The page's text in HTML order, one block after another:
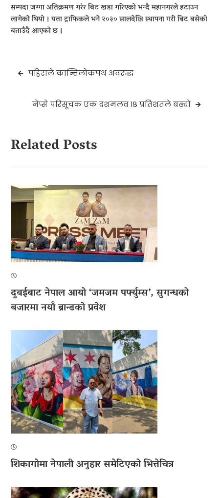
सम्पदा जग्गा अतिक्रमण गरेर बिट खडा गरिएको भन्दै महानगरले हटाउन
लागेको थियो । यता ट्राफिकले भने २०३० सालदेखि स्थापना गरी बिट बसेको
बताउँदै आएको छ ।
Postपहिराले कान्तिलोकपथ अवरुद्ध
नेप्से परिसूचक एक दशमलव १८ प्रतिशतले बढ्यो
Related Posts
दुबईबाट नेपाल आयो ‘जमजम पर्फ्युम्स’, सुगन्धको
बजारमा नयाँ ब्रान्डको प्रवेश
शिकागोमा नेपाली अनुहार समेटिएको भित्तेचित्र